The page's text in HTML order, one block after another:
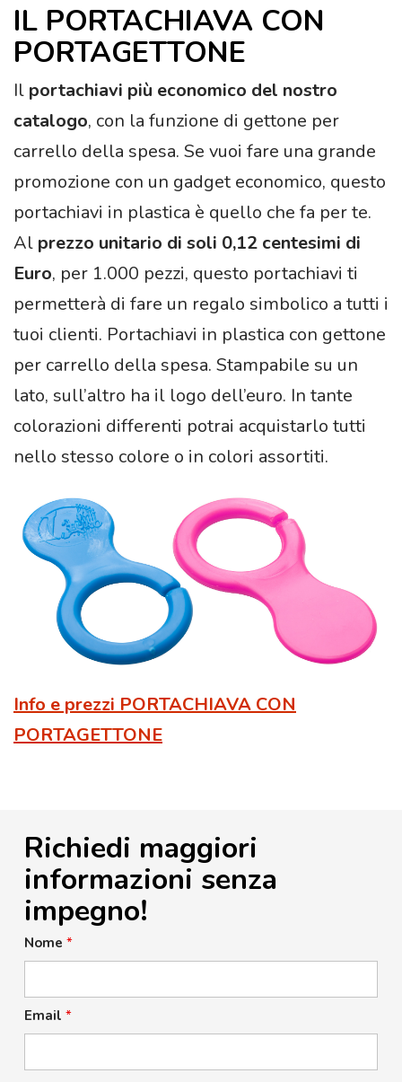
IL PORTACHIAVA CON
PORTAGETTONE
Il portachiavi più economico del nostro
catalogo, con la funzione di gettone per
carrello della spesa. Se vuoi fare una grande
promozione con un gadget economico, questo
portachiavi in plastica è quello che fa per te.
Al prezzo unitario di soli 0,12 centesimi di
Euro, per 1.000 pezzi, questo portachiavi ti
permetterà di fare un regalo simbolico a tutti i
tuoi clienti. Portachiavi in plastica con gettone
per carrello della spesa. Stampabile su un
lato, sull’altro ha il logo dell’euro. In tante
colorazioni differenti potrai acquistarlo tutti
nello stesso colore o in colori assortiti.
Info e prezzi PORTACHIAVA CON
PORTAGETTONE
Richiedi maggiori
informazioni senza
impegno!
Nome *
Email *